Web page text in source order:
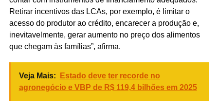
Retirar incentivos das LCAs, por exemplo, é limitar o
acesso do produtor ao crédito, encarecer a produção e,
inevitavelmente, gerar aumento no preço dos alimentos
que chegam às famílias”, afirma.
Veja Mais:
Estado deve ter recorde no
agronegócio e VBP de R$ 119,4 bilhões em 2025